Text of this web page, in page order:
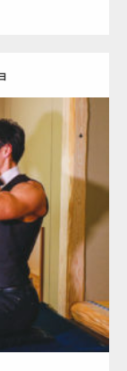
チョ) 上腕三頭筋